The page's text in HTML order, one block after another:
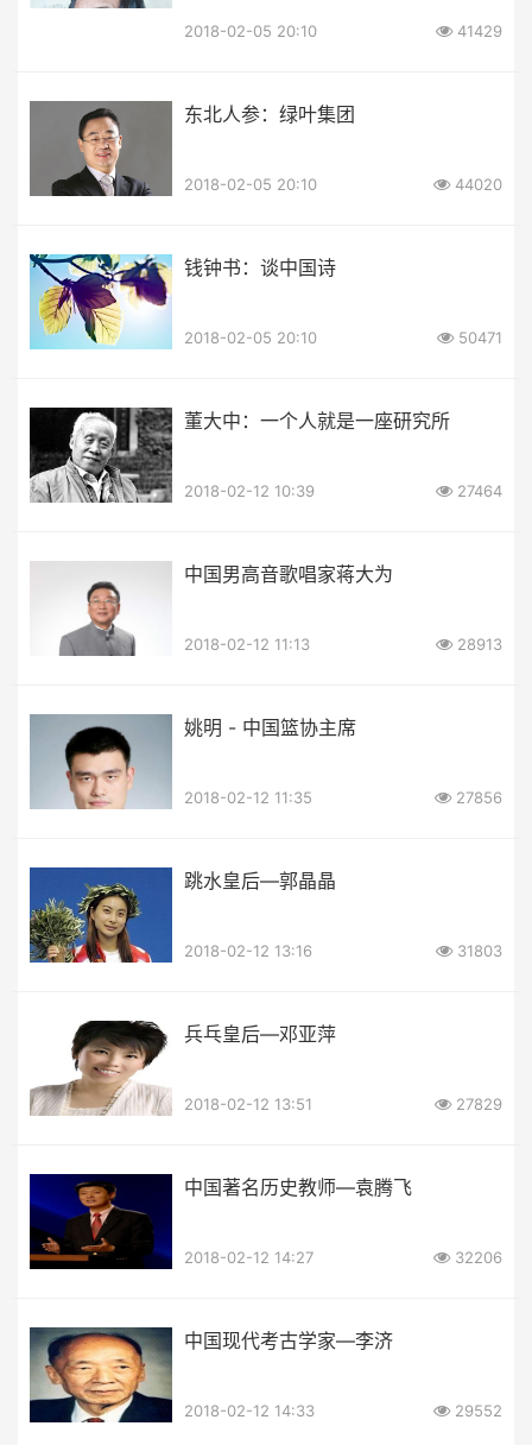
2018-02-05 20:10 41429
东北人参：绿叶集团
2018-02-05 20:10 44020
钱钟书：谈中国诗
2018-02-05 20:10 50471
董大中：一个人就是一座研究所
2018-02-12 10:39 27464
中国男高音歌唱家蒋大为
2018-02-12 11:13 28913
姚明 - 中国篮协主席
2018-02-12 11:35 27856
跳水皇后—郭晶晶
2018-02-12 13:16 31803
兵乓皇后—邓亚萍
2018-02-12 13:51 27829
中国著名历史教师—袁腾飞
2018-02-12 14:27 32206
中国现代考古学家—李济
2018-02-12 14:33 29552